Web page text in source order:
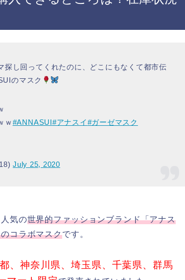
探し回ってくれたのに、どこにもなくて都市伝
のマスク
ｗ#ANNASUI#アナスイ#ガーゼマスク
July 25, 2020
気の世界的ファッションブランド「アナス
コラボマスクです。
、神奈川県、埼玉県、千葉県、群馬